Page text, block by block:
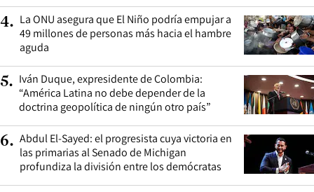
4. La ONU asegura que El Niño podría empujar a
49 millones de personas más hacia el hambre
aguda
5. Iván Duque, expresidente de Colombia:
“América Latina no debe depender de la
doctrina geopolítica de ningún otro país”
6. Abdul El-Sayed: el progresista cuya victoria en
las primarias al Senado de Michigan
profundiza la división entre los demócratas